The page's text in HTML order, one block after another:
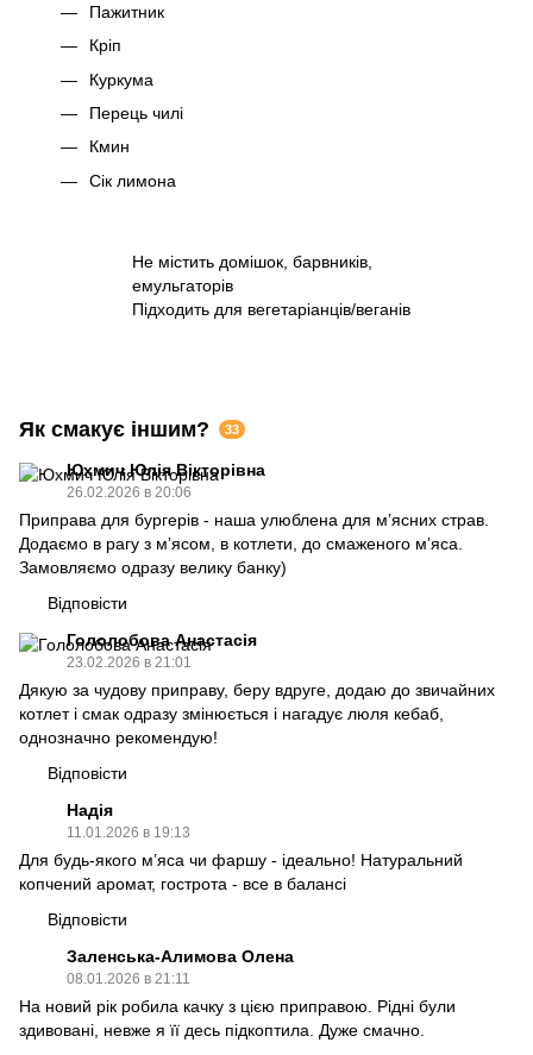
Пажитник
Кріп
Куркума
Перець чилі
Кмин
Сік лимона
Не містить домішок, барвників,
емульгаторів
Підходить для вегетаріанців/веганів
Як смакує іншим? 33
Юхмич Юлія Вікторівна
26.02.2026 в 20:06
Приправа для бургерів - наша улюблена для мʼясних страв.
Додаємо в рагу з мʼясом, в котлети, до смаженого мʼяса.
Замовляємо одразу велику банку)
Відповісти
Гололобова Анастасія
23.02.2026 в 21:01
Дякую за чудову приправу, беру вдруге, додаю до звичайних
котлет і смак одразу змінюється і нагадує люля кебаб,
однозначно рекомендую!
Відповісти
Надія
11.01.2026 в 19:13
Для будь-якого мʼяса чи фаршу - ідеально! Натуральний
копчений аромат, гострота - все в балансі
Відповісти
Заленська-Алимова Олена
08.01.2026 в 21:11
На новий рік робила качку з цією приправою. Рідні були
здивовані, невже я її десь підкоптила. Дуже смачно.